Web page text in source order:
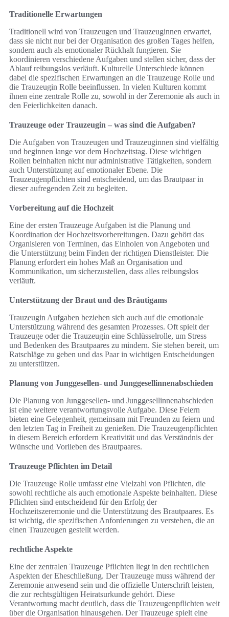
Traditionelle Erwartungen
Traditionell wird von Trauzeugen und Trauzeuginnen erwartet,
dass sie nicht nur bei der Organisation des großen Tages helfen,
sondern auch als emotionaler Rückhalt fungieren. Sie
koordinieren verschiedene Aufgaben und stellen sicher, dass der
Ablauf reibungslos verläuft. Kulturelle Unterschiede können
dabei die spezifischen Erwartungen an die Trauzeuge Rolle und
die Trauzeugin Rolle beeinflussen. In vielen Kulturen kommt
ihnen eine zentrale Rolle zu, sowohl in der Zeremonie als auch in
den Feierlichkeiten danach.
Trauzeuge oder Trauzeugin – was sind die Aufgaben?
Die Aufgaben von Trauzeugen und Trauzeuginnen sind vielfältig
und beginnen lange vor dem Hochzeitstag. Diese wichtigen
Rollen beinhalten nicht nur administrative Tätigkeiten, sondern
auch Unterstützung auf emotionaler Ebene. Die
Trauzeugenpflichten sind entscheidend, um das Brautpaar in
dieser aufregenden Zeit zu begleiten.
Vorbereitung auf die Hochzeit
Eine der ersten Trauzeuge Aufgaben ist die Planung und
Koordination der Hochzeitsvorbereitungen. Dazu gehört das
Organisieren von Terminen, das Einholen von Angeboten und
die Unterstützung beim Finden der richtigen Dienstleister. Die
Planung erfordert ein hohes Maß an Organisation und
Kommunikation, um sicherzustellen, dass alles reibungslos
verläuft.
Unterstützung der Braut und des Bräutigams
Trauzeugin Aufgaben beziehen sich auch auf die emotionale
Unterstützung während des gesamten Prozesses. Oft spielt der
Trauzeuge oder die Trauzeugin eine Schlüsselrolle, um Stress
und Bedenken des Brautpaares zu mindern. Sie stehen bereit, um
Ratschläge zu geben und das Paar in wichtigen Entscheidungen
zu unterstützen.
Planung von Junggesellen- und Junggesellinnenabschieden
Die Planung von Junggesellen- und Junggesellinnenabschieden
ist eine weitere verantwortungsvolle Aufgabe. Diese Feiern
bieten eine Gelegenheit, gemeinsam mit Freunden zu feiern und
den letzten Tag in Freiheit zu genießen. Die Trauzeugenpflichten
in diesem Bereich erfordern Kreativität und das Verständnis der
Wünsche und Vorlieben des Brautpaares.
Trauzeuge Pflichten im Detail
Die Trauzeuge Rolle umfasst eine Vielzahl von Pflichten, die
sowohl rechtliche als auch emotionale Aspekte beinhalten. Diese
Pflichten sind entscheidend für den Erfolg der
Hochzeitszeremonie und die Unterstützung des Brautpaares. Es
ist wichtig, die spezifischen Anforderungen zu verstehen, die an
einen Trauzeugen gestellt werden.
rechtliche Aspekte
Eine der zentralen Trauzeuge Pflichten liegt in den rechtlichen
Aspekten der Eheschließung. Der Trauzeuge muss während der
Zeremonie anwesend sein und die offizielle Unterschrift leisten,
die zur rechtsgültigen Heiratsurkunde gehört. Diese
Verantwortung macht deutlich, dass die Trauzeugenpflichten weit
über die Organisation hinausgehen. Der Trauzeuge spielt eine